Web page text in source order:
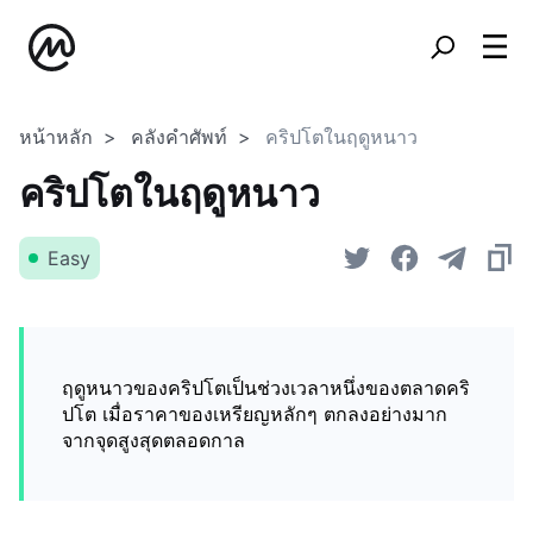
หน้าหลัก คลังคำศัพท์ คริปโตในฤดูหนาว
คริปโตในฤดูหนาว
Easy
ฤดูหนาวของคริปโตเป็นช่วงเวลาหนึ่งของตลาดคริ
ปโต เมื่อราคาของเหรียญหลักๆ ตกลงอย่างมาก
จากจุดสูงสุดตลอดกาล